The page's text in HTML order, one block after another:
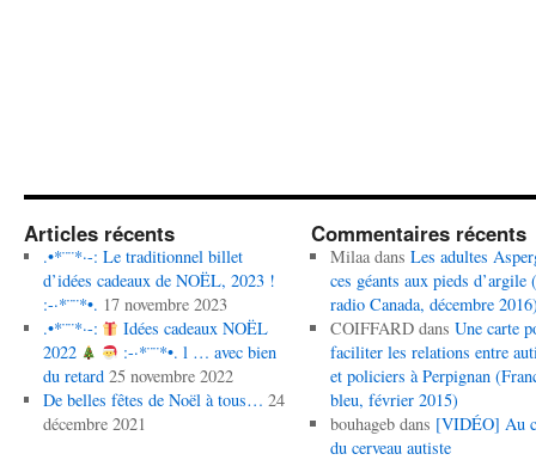
Articles récents
.•*¨¨*·-: Le traditionnel billet
d’idées cadeaux de NOËL, 2023 !
:-·*¨¨*•. 17 novembre 2023
.•*¨¨*·-:
Idées cadeaux NOËL
2022
:-·*¨¨*•. l … avec bien
du retard 25 novembre 2022
De belles fêtes de Noël à tous… 24
décembre 2021
Commentaires récents
Milaadans Les adultes
ces géants aux pieds d’argile
radio Canada, décembre
COIFFARDdans Une carte
faciliter les relations entre
et policiers à Perpignan
bleu, février 2015)
bouhagebdans [VIDÉO] Au
du cerveau autiste